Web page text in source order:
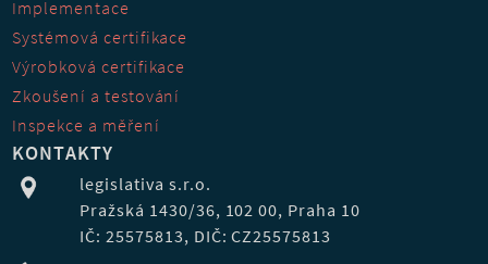
Implementace
Systémová certifikace
Výrobková certifikace
Zkoušení a testování
Inspekce a měření
KONTAKTY
legislativa s.r.o.
Pražská 1430/36, 102 00, Praha 10
IČ: 25575813, DIČ: CZ25575813